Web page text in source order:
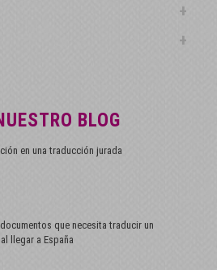
BLOG
en una traducción jurada
que necesita traducir un
llegar a España